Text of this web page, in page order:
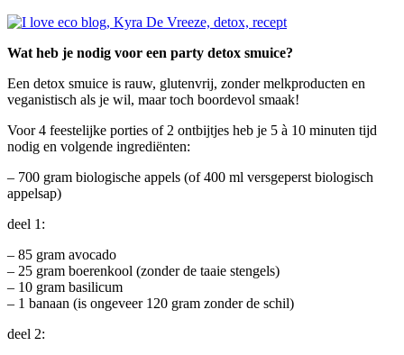
Wat heb je nodig voor een party detox smuice?
Een detox smuice is rauw, glutenvrij, zonder melkproducten en
veganistisch als je wil, maar toch boordevol smaak!
Voor 4 feestelijke porties of 2 ontbijtjes heb je 5 à 10 minuten tijd
nodig en volgende ingrediënten:
– 700 gram biologische appels (of 400 ml versgeperst biologisch
appelsap)
deel 1:
– 85 gram avocado
– 25 gram boerenkool (zonder de taaie stengels)
– 10 gram basilicum
– 1 banaan (is ongeveer 120 gram zonder de schil)
deel 2: